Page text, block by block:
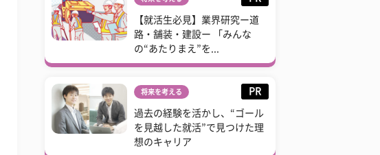
【就活生必見】業界研究ー道
路・舗装・建設ー 「みんな
の“あたりまえ”を...
将来を考える PR
過去の経験を活かし、“ゴール
を見越した就活”で見つけた理
想のキャリア